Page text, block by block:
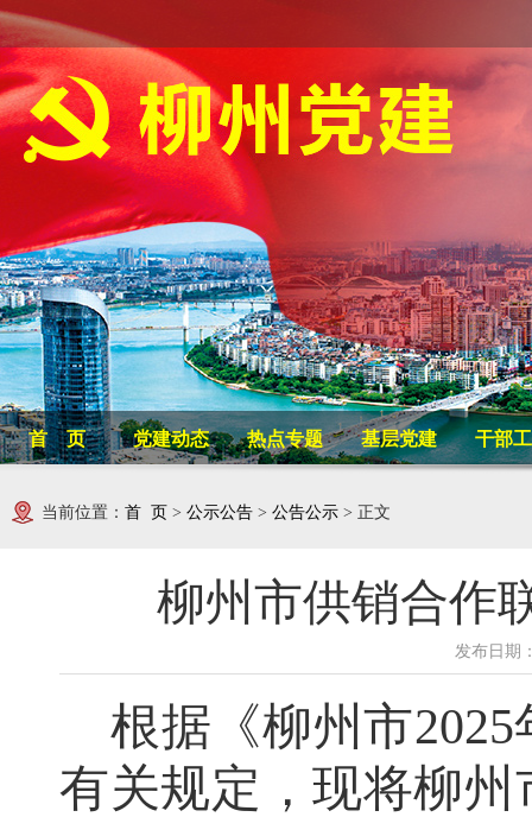
首 页 党建动态 热点专题 基层党建 干部
当前位置： 首 页 > 公示公告 > 公告公示 > 正文
柳州市供销合作
发布日期
根据《柳州市2025
有关规定，现将柳州